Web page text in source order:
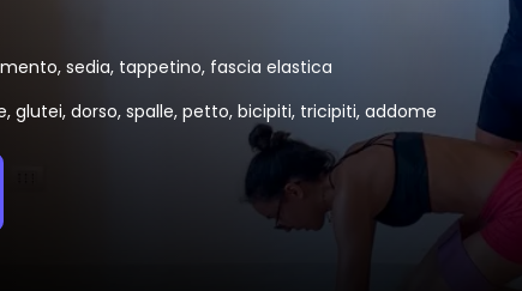
sedia, tappetino, fascia elastica
glutei, dorso, spalle, petto, bicipiti, tricipiti, addome